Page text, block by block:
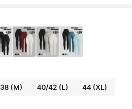
38(M) 40/42 (L) 44 (XL)